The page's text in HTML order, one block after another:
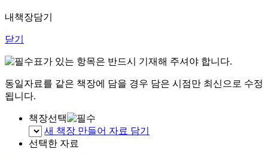
내책장담기
닫기
표가 있는 항목은 반드시 기재해 주셔야 합니다.
동일자료를 같은 책장에 담을 경우 담은 시점만 최신으로 수정
됩니다.
책장선택
새 책장 만들어 자료 담기
선택한 자료